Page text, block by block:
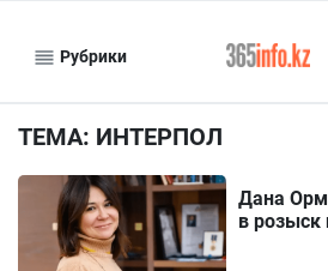
Рубрики
ТЕМА: ИНТЕРПОЛ
Дана
в розыск